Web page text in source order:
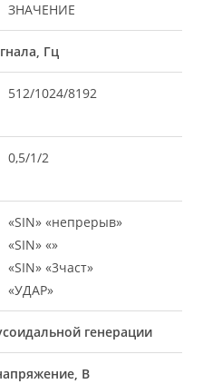
ЗНАЧЕНИЕ
Гц
512/1024/8192
0,5/1/2
«SIN» «непрерыв»
«SIN» «»
«SIN» «3част»
«УДАР»
генерации
В